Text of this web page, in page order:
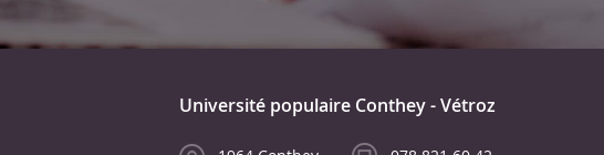
Université populaire Conthey - Vétroz